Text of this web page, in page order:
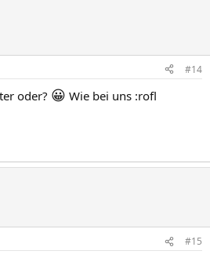
#14
oder? 😀 Wie bei uns :rofl
#15